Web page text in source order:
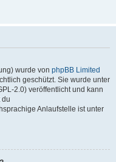
wurde von phpBB Limited
geschützt. Sie wurde unter
2.0) veröffentlicht und kann
du
Anlaufstelle ist unter